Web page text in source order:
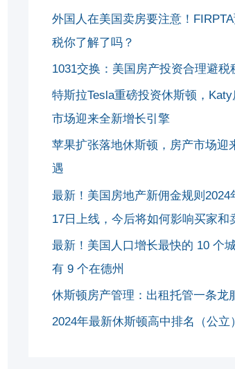
外国人在美国卖房要注意！
税你了解了吗？
1031交换：美国房产投资合理避税
特斯拉Tesla重磅投资休斯顿，Katy
市场迎来全新增长引擎
苹果扩张落地休斯顿，房产市场迎
遇
最新！美国房地产新佣金规则2024
17日上线，今后将如何影响买家和
最新！美国人口增长最快的 10 个
有 9 个在德州
休斯顿房产管理：出租托管一条龙
2024年最新休斯顿高中排名（公立）